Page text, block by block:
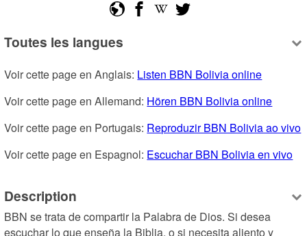
Toutes les langues
Voir cette page en Anglais: Listen BBN Bolivia online
Voir cette page en Allemand: Hören BBN Bolivia online
Voir cette page en Portugais: Reproduzir BBN Bolivia ao vivo
Voir cette page en Espagnol: Escuchar BBN Bolivia en vivo
Description
BBN se trata de compartir la Palabra de Dios. Si desea
escuchar lo que enseña la Biblia, o si necesita aliento y